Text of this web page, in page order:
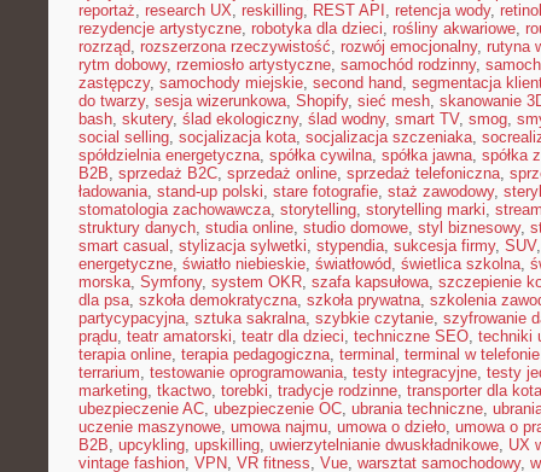
reportaż, research UX, reskilling, REST API , retencja wody, retinol
rezydencje artystyczne, robotyka dla dzieci, rośliny akwariowe,
rozrząd, rozszerzona rzeczywistość, rozwój emocjonalny, rutyna
rytm dobowy, rzemiosło artystyczne, samochód rodzinny,
zastępczy, samochody miejskie, second hand, segmentacja
do twarzy, sesja wizerunkowa, Shopify, sieć mesh, skanowanie
bash, skutery, ślad ekologiczny, ślad wodny, smart TV, smog,
social selling, socjalizacja kota, socjalizacja szczeniaka,
spółdzielnia energetyczna, spółka cywilna, spółka jawna, spółka
B2B, sprzedaż B2C, sprzedaż online, sprzedaż telefoniczna,
ładowania, stand-up polski, stare fotografie, staż zawodowy,
stomatologia zachowawcza, storytelling, storytelling marki,
struktury danych, studia online, studio domowe, styl biznesowy,
smart casual , stylizacja sylwetki, stypendia, sukcesja firmy, SUV
energetyczne, światło niebieskie, światłowód, świetlica szkolna,
morska, Symfony, system OKR, szafa kapsułowa, szczepienie
dla psa, szkoła demokratyczna, szkoła prywatna, szkolenia
partycypacyjna, sztuka sakralna, szybkie czytanie, szyfrowanie
prądu, teatr amatorski, teatr dla dzieci, techniczne SEO, techniki
terapia online, terapia pedagogiczna, terminal , terminal w telefonie
terrarium, testowanie oprogramowania, testy integracyjne, testy
marketing, tkactwo, torebki, tradycje rodzinne, transporter dla kota
ubezpieczenie AC, ubezpieczenie OC, ubrania techniczne,
uczenie maszynowe, umowa najmu, umowa o dzieło, umowa o
B2B, upcykling, upskilling, uwierzytelnianie dwuskładnikowe, UX
vintage fashion, VPN, VR fitness, Vue, warsztat samochodowy,